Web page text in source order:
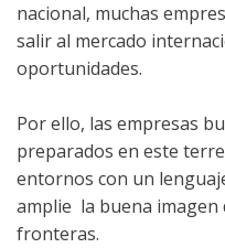
nacional, muchas
salir al mercado
oportunidades.
Por ello, las empresas
preparados en este
entornos con un
amplie la buena imagen
fronteras.